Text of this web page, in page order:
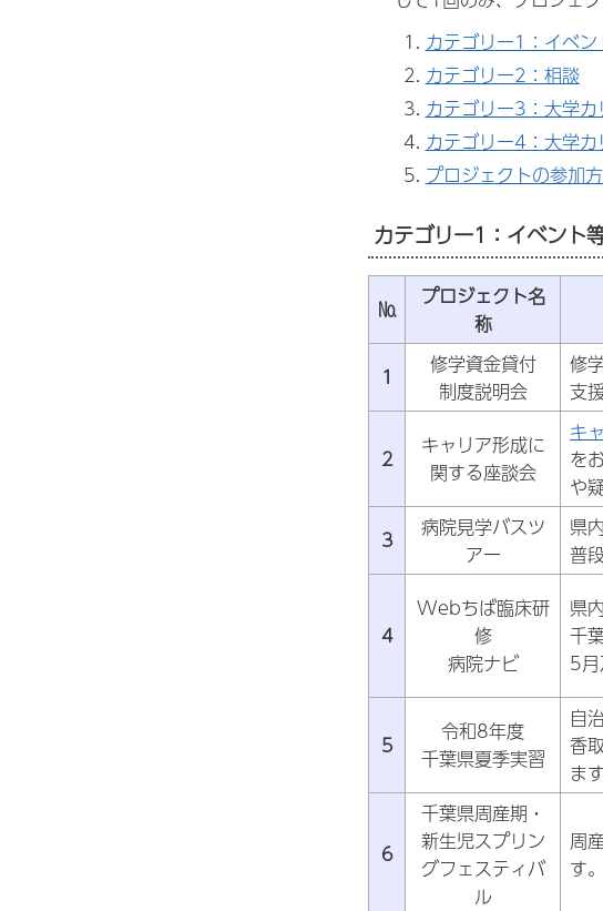
カテゴリー1：イベン
カテゴリー2：相談
カテゴリー3：大学カ
カテゴリー4：大学
プロジェクトの参加
カテゴリー1：イベント
№
プロジェクト名
称
1
修学資金貸付
制度説明会
修
支
2
キャリア形成に
関する座談会
キ
を
や
3
病院見学バスツ
アー
県
普
4
Webちば臨床研
修
病院ナビ
県
千
5月
5
令和8年度
千葉県夏季実習
自
香
ます
6
千葉県周産期・
新生児スプリン
グフェスティバ
ル
周
す。